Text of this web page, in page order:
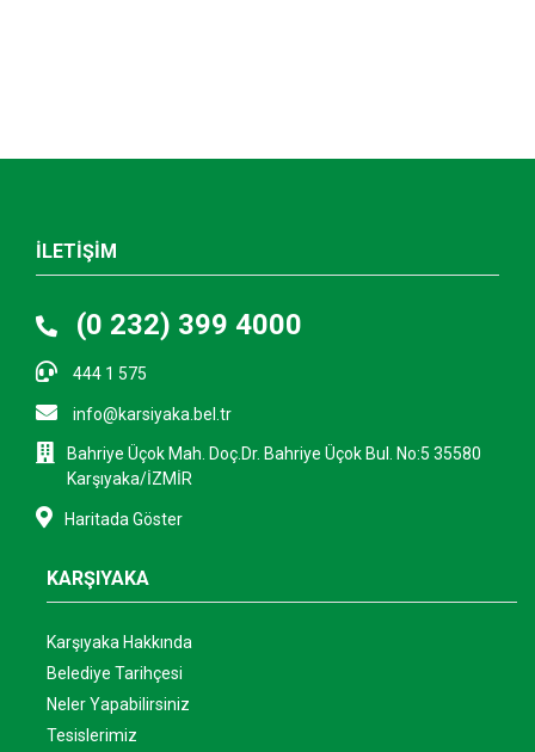
İLETİŞİM
(0 232) 399 4000
444 1 575
info@karsiyaka.bel.tr
Bahriye Üçok Mah. Doç.Dr. Bahriye Üçok Bul. No:5 35580
Karşıyaka/İZMİR
Haritada Göster
KARŞIYAKA
Karşıyaka Hakkında
Belediye Tarihçesi
Neler Yapabilirsiniz
Tesislerimiz